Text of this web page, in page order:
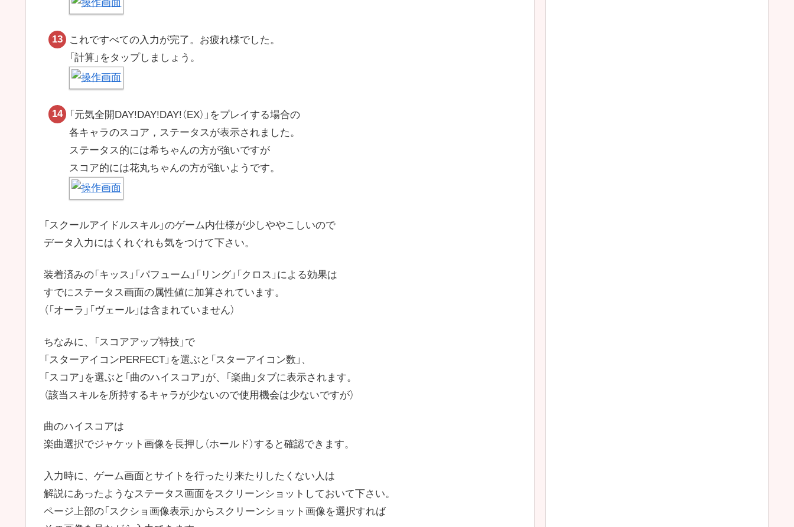
これですべての入力が完了。お疲れ様でした。
「計算」をタップしましょう。
「元気全開DAY!DAY!DAY!（EX）」をプレイする場合の
各キャラのスコア，ステータスが表示されました。
ステータス的には希ちゃんの方が強いですが
スコア的には花丸ちゃんの方が強いようです。
「スクールアイドルスキル」のゲーム内仕様が少しややこしいので
データ入力にはくれぐれも気をつけて下さい。
装着済みの「キッス」「パフューム」「リング」「クロス」による効果は
すでにステータス画面の属性値に加算されています。
（「オーラ」「ヴェール」は含まれていません）
ちなみに、「スコアアップ特技」で
「スターアイコンPERFECT」を選ぶと「スターアイコン数」、
「スコア」を選ぶと「曲のハイスコア」が、「楽曲」タブに表示されます。
（該当スキルを所持するキャラが少ないので使用機会は少ないですが）
曲のハイスコアは
楽曲選択でジャケット画像を長押し（ホールド）すると確認できます。
入力時に、ゲーム画面とサイトを行ったり来たりしたくない人は
解説にあったようなステータス画面をスクリーンショットしておいて下さい。
ページ上部の「スクショ画像表示」からスクリーンショット画像を選択すれば